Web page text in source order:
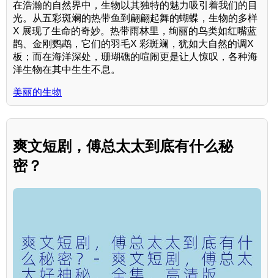
在浩瀚的自然界中，生物以其独特的魅力吸引着我们的目
光。从五彩斑斓的热带鱼到翩翩起舞的蝴蝶，生物的多样
X 展现了生命的奇妙。热带雨林里，绚丽的鸟类如红嘴蓝
鹊、金刚鹦鹉，它们的羽毛X 彩斑斓，犹如大自然的调X
板；而在海洋深处，珊瑚礁的喧闹更是让人惊叹，各种海
洋生物在其中生生不息。
美丽的生物
爽文短剧，傅总太太到底有什么秘
密？